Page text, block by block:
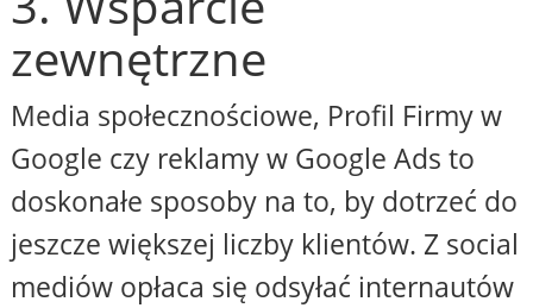
zewnętrzne
Media społecznościowe, Profil Firmy w
Google czy reklamy w Google Ads to
doskonałe sposoby na to, by dotrzeć do
jeszcze większej liczby klientów. Z social
mediów opłaca się odsyłać internautów